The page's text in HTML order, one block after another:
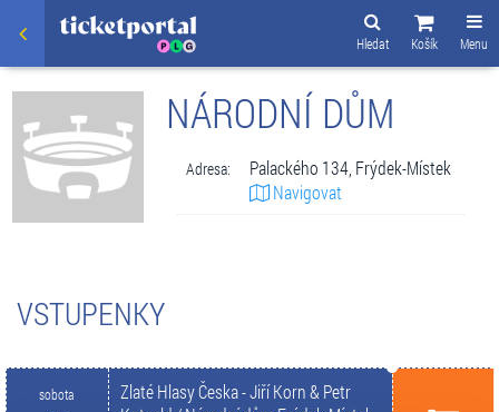
Menu
Košík
Hledat
NÁRODNÍ DŮM
Adresa:
Palackého 134, Frýdek-Místek
Navigovat
VSTUPENKY
sobota
Zlaté Hlasy Česka - Jiří Korn & Petr